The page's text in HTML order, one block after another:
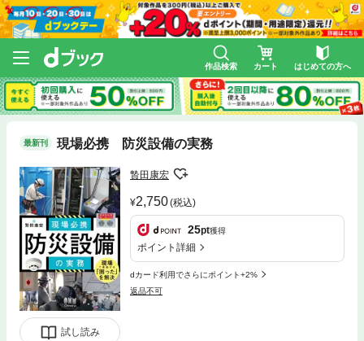
作品検索 カート はじめての方へ
最新刊 現場必携 防災設備の実務
試し読み
贄田康宏
2,750(税込)
25pt獲得
ポイント詳細
dカード利用でさらにポイント+2%
返品不可